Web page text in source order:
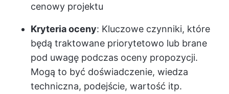
cenowy projektu
Kryteria oceny: Kluczowe czynniki, które
będą traktowane priorytetowo lub brane
pod uwagę podczas oceny propozycji.
Mogą to być doświadczenie, wiedza
techniczna, podejście, wartość itp.